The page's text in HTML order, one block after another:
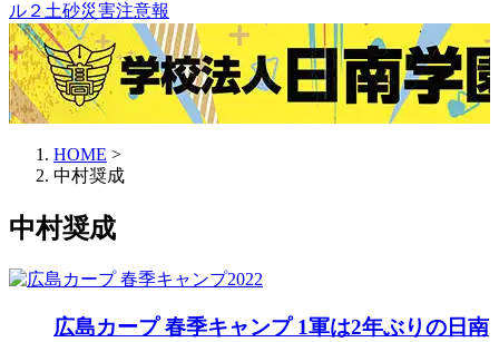
ル２土砂災害注意報
HOME >
中村奨成
中村奨成
広島カープ 春季キャンプ 1軍は2年ぶりの日南